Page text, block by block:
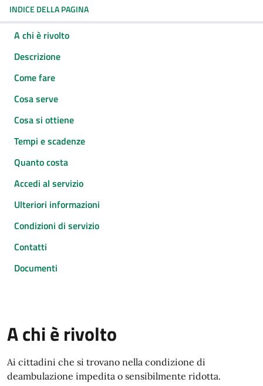
INDICE DELLA PAGINA
A chi è rivolto
Descrizione
Come fare
Cosa serve
Cosa si ottiene
Tempi e scadenze
Quanto costa
Accedi al servizio
Ulteriori informazioni
Condizioni di servizio
Contatti
Documenti
A chi è rivolto
Ai cittadini che si trovano nella condizione di
deambulazione impedita o sensibilmente ridotta.